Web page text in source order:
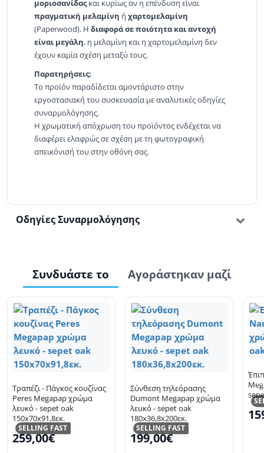
μοριοσανίδαςκαι κυρίως αν η επένδυση είναι
πραγματική μελαμίνη ή χαρτομελαμίνη
(Paperwood). Η διαφορά σε ποιότητα και αντοχή
είναι μεγάλη, η μελαμίνη και η χαρτομελαμίνη δεν
έχουν καμία σχέση μεταξύ τους.
Παρατηρήσεις:
Το προϊόν παραδίδεται αμοντάριστο στην
εργοστασιακή του συσκευασία με αναλυτικές οδηγίες
συναρμολόγησης.
Η χρωματική απόχρωση του προϊόντος ενδέχεται να
διαφέρει ελαφρώς σε σχέση με τη φωτογραφική
απεικόνισή του στην οθόνη σας.
Οδηγίες Συναρμολόγησης
Συνδυάστε το Αγοράστηκαν μαζί
SELLING FAST
Τραπέζι - Πάγκος κουζίνας
Peres Megapap χρώμα
λευκό - sepet oak
150x70x91,8εκ.
259,00€
SELLING FAST
Σύνθεση τηλεόρασης
Dumont Megapap χρώμα
λευκό - sepet oak
180x36,8x200εκ.
199,00€